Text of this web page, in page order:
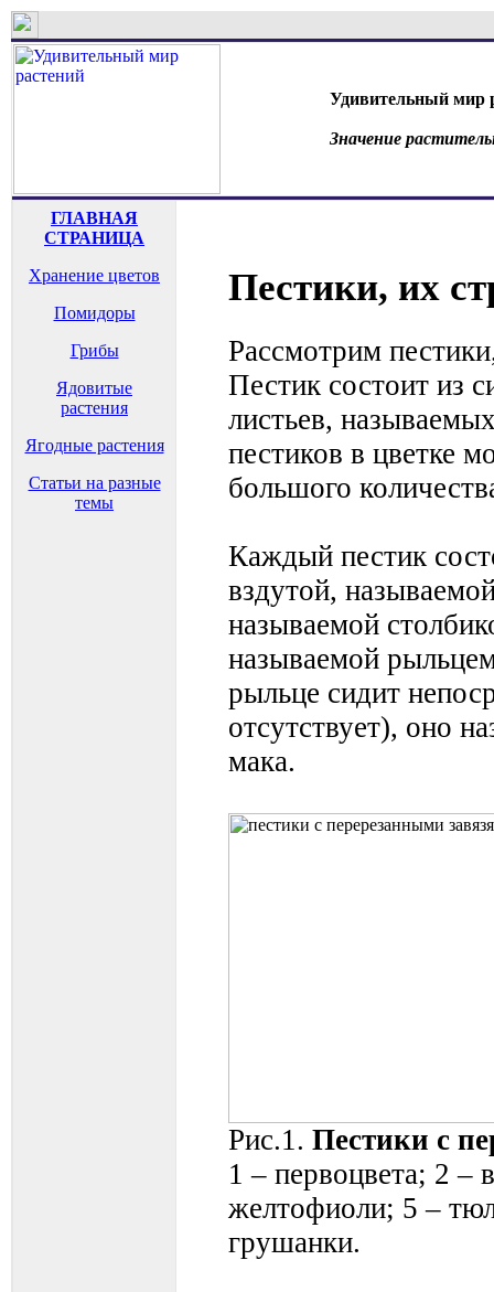
Удивительный мир
Значение
ГЛАВНАЯ
СТРАНИЦА
Хранение цветов
Помидоры
Грибы
Ядовитые
растения
Ягодные растения
Статьи на разные
темы
Пестики, их
Рассмотрим
Пестик состоит из
листьев,
пестиков в цветке
большого
Каждый пестик
вздутой,
называемой
называемой
рыльце сидит
отсутствует), оно
мака.
Рис.1. Пестики с
1 – первоцвета; 2 –
желтофиоли; 5 –
грушанки.